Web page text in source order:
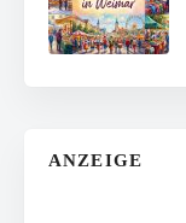
ANZEIGE